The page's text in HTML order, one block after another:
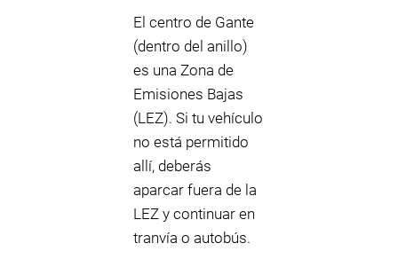
El centro de Gante
(dentro del anillo)
es una Zona de
Emisiones Bajas
(LEZ). Si tu vehículo
no está permitido
allí, deberás
aparcar fuera de la
LEZ y continuar en
tranvía o autobús.